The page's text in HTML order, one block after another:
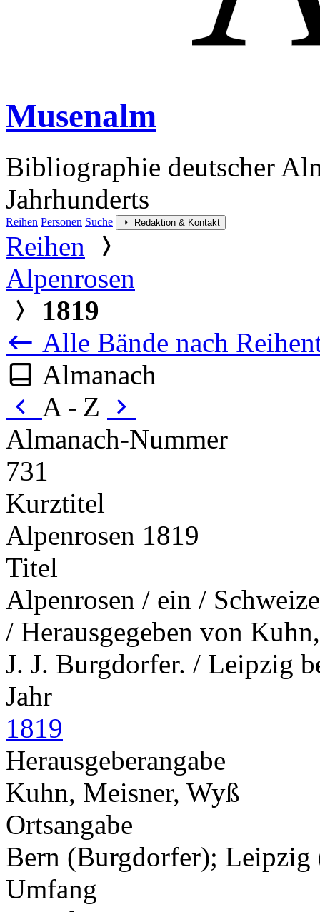
Musenalm
Bibliographie deutscher
Jahrhunderts
Reihen Personen Suche Redaktion & Kontakt
Reihen
Alpenrosen
1819
Alle Bände nach
Almanach
A - Z
Almanach-Nummer
731
Kurztitel
Alpenrosen 1819
Titel
Alpenrosen / ein /
/ Herausgegeben von
J. J. Burgdorfer. / Leipzig
Jahr
1819
Herausgeberangabe
Kuhn, Meisner, Wyß
Ortsangabe
Bern (Burgdorfer);
Umfang